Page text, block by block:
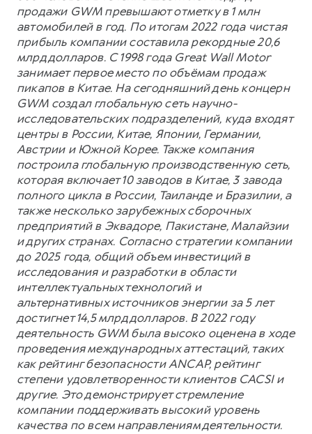
продажи GWM превышают отметку в 1 млн
автомобилей в год. По итогам 2022 года чистая
прибыль компании составила рекордные 20,6
млрд долларов. С 1998 года Great Wall Motor
занимает первое место по объёмам продаж
пикапов в Китае. На сегодняшний день концерн
GWM создал глобальную сеть научно-
исследовательских подразделений, куда входят
центры в России, Китае, Японии, Германии,
Австрии и Южной Корее. Также компания
построила глобальную производственную сеть,
которая включает 10 заводов в Китае, 3 завода
полного цикла в России, Таиланде и Бразилии, а
также несколько зарубежных сборочных
предприятий в Эквадоре, Пакистане, Малайзии
и других странах. Согласно стратегии компании
до 2025 года, общий объем инвестиций в
исследования и разработки в области
интеллектуальных технологий и
альтернативных источников энергии за 5 лет
достигнет 14,5 млрд долларов. В 2022 году
деятельность GWM была высоко оценена в ходе
проведения международных аттестаций, таких
как рейтинг безопасности ANCAP, рейтинг
степени удовлетворенности клиентов CACSI и
другие. Это демонстрирует стремление
компании поддерживать высокий уровень
качества по всем направлениям деятельности.